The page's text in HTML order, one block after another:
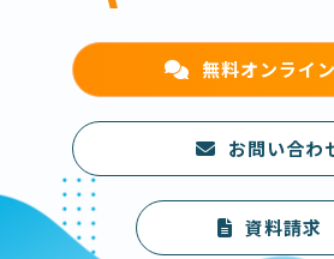
無料オンライ
お問い合わ
資料請求